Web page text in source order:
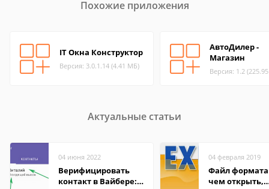
Похожие приложения
IT Окна Конструктор
Версия: 3.0.1.14 (4.41 МБ)
АвтоДилер -
Магазин
Версия: 1.2
Актуальные статьи
04 июня 2022
Верифицировать
контакт в Вайбере:
04 февраля 2019
Файл
чем открыть,